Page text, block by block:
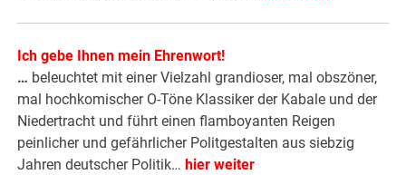
Ich gebe Ihnen mein Ehrenwort!
… beleuchtet mit einer Vielzahl grandioser, mal obszöner,
mal hochkomischer O-Töne Klassiker der Kabale und der
Niedertracht und führt einen flamboyanten Reigen
peinlicher und gefährlicher Politgestalten aus siebzig
Jahren deutscher Politik… hier weiter